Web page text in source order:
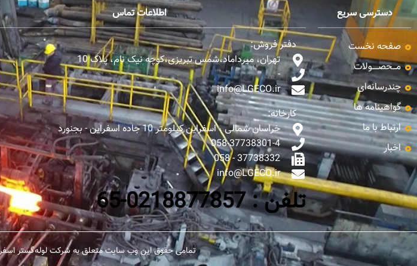
دسترسی سریع
صفحه نخست
مـــحصـــــولات
چندرسانه‌ای
گواهینامه ها
ارتباط با ما
اخبار
اطلاعات تماس
دفتر فروش:
تهران، میرداماد،شمس تبریزی،کوچه نیک نام، پلاک 10
-
info@LGECO.ir
کارخانه:
خراسان شمالی ، اسفراین کیلومتر 10 جاده اسفراین - بجنورد
058-37738301-4
37738332 - 058
info@LGECO.ir
تلفن : 0218877857-65
تمامی حقوق این وب سایت متعلق به شرکت لوله‌گستر